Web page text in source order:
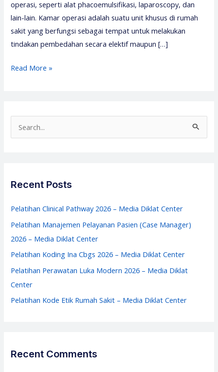
operasi, seperti alat phacoemulsifikasi, laparoscopy, dan
lain-lain. Kamar operasi adalah suatu unit khusus di rumah
sakit yang berfungsi sebagai tempat untuk melakukan
tindakan pembedahan secara elektif maupun […]
Pelatihan
–
Media
Read More »
e
f
o
r
Recent Posts
Pelatihan Clinical Pathway 2026 – Media Diklat Center
Pelatihan Manajemen Pelayanan Pasien (Case Manager)
2026 – Media Diklat Center
Pelatihan Koding Ina Cbgs 2026 – Media Diklat Center
Pelatihan Perawatan Luka Modern 2026 – Media Diklat
Center
Pelatihan Kode Etik Rumah Sakit – Media Diklat Center
Recent Comments